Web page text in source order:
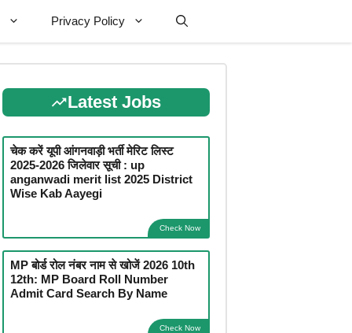
Privacy Policy
Latest Jobs
चेक करें यूपी आंगनवाड़ी भर्ती मेरिट लिस्ट
2025-2026 जिलेवार सूची : up
anganwadi merit list 2025 District
Wise Kab Aayegi
Check Now
MP बोर्ड रोल नंबर नाम से खोजें 2026 10th
12th: MP Board Roll Number
Admit Card Search By Name
Check Now